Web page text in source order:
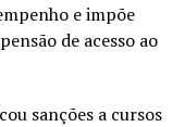
e impõe
de acesso ao
sanções a cursos